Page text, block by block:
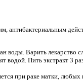
антибактериальным
воды. Варить лекарство
водой. Пить экстракт 3
при раке матки, любых